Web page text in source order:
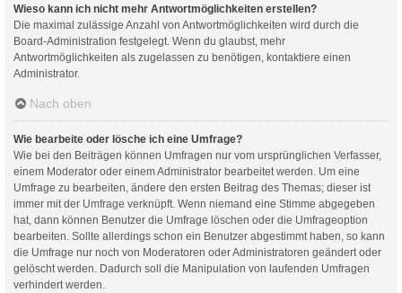
Wieso kann ich nicht mehr Antwortmöglichkeiten erstellen?
Die maximal zulässige Anzahl von Antwortmöglichkeiten wird durch die
Board-Administration festgelegt. Wenn du glaubst, mehr
Antwortmöglichkeiten als zugelassen zu benötigen, kontaktiere einen
Administrator.
Nach oben
Wie bearbeite oder lösche ich eine Umfrage?
Wie bei den Beiträgen können Umfragen nur vom ursprünglichen Verfasser,
einem Moderator oder einem Administrator bearbeitet werden. Um eine
Umfrage zu bearbeiten, ändere den ersten Beitrag des Themas; dieser ist
immer mit der Umfrage verknüpft. Wenn niemand eine Stimme abgegeben
hat, dann können Benutzer die Umfrage löschen oder die Umfrageoption
bearbeiten. Sollte allerdings schon ein Benutzer abgestimmt haben, so kann
die Umfrage nur noch von Moderatoren oder Administratoren geändert oder
gelöscht werden. Dadurch soll die Manipulation von laufenden Umfragen
verhindert werden.